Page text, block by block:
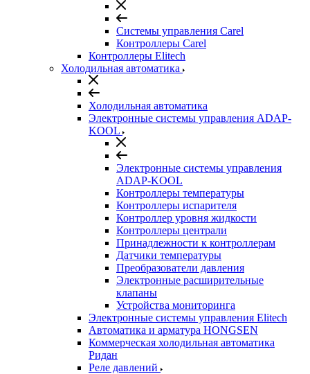
Системы управления Carel
Контроллеры Carel
Контроллеры Elitech
Холодильная автоматика
Холодильная автоматика
Электронные системы управления ADAP-
KOOL
Электронные системы управления
ADAP-KOOL
Контроллеры температуры
Контроллеры испарителя
Контроллер уровня жидкости
Контроллеры централи
Принадлежности к контроллерам
Датчики температуры
Преобразователи давления
Электронные расширительные
клапаны
Устройства мониторинга
Электронные системы управления Elitech
Автоматика и арматура HONGSEN
Коммерческая холодильная автоматика
Ридан
Реле давлений